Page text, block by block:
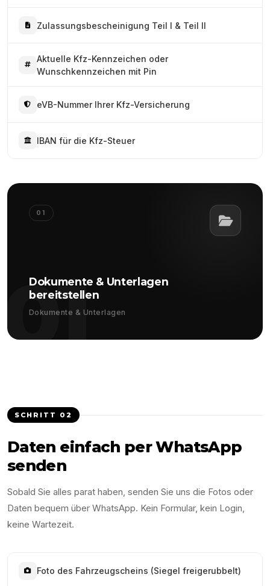
Zulassungsbescheinigung Teil I & Teil II
Aktuelle Kfz-Kennzeichen oder
Wunschkennzeichen mit Pin
eVB-Nummer Ihrer Kfz-Versicherung
IBAN für die Kfz-Steuer
01
01
Dokumente & Unterlagen
bereitstellen
Dokumente & Unterlagen
SCHRITT 02
Daten einfach per WhatsApp
senden
Sobald Sie alles parat haben, senden Sie uns die Fotos oder
Daten bequem über WhatsApp. Kein Formular, kein Login,
keine Wartezeit.
Foto des Fahrzeugscheins (Siegel freigerubbelt)